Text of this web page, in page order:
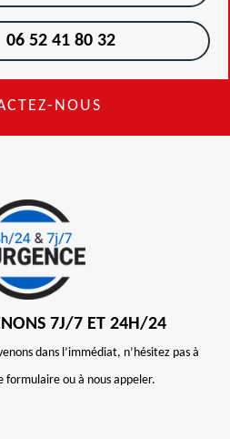
06 52 41 80 32
NOUS
7J/7 ET 24H/24
dans l’immédiat, n’hésitez pas à
formulaire ou à nous appeler.